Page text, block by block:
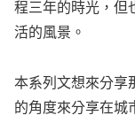
程三年的時光，但
活的風景。
本系列文想來分享
的角度來分享在城